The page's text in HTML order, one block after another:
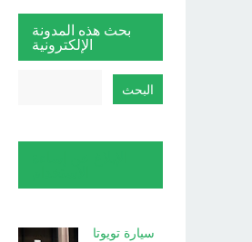
بحث هذه المدونة
الإلكترونية
سيارة تويوتا